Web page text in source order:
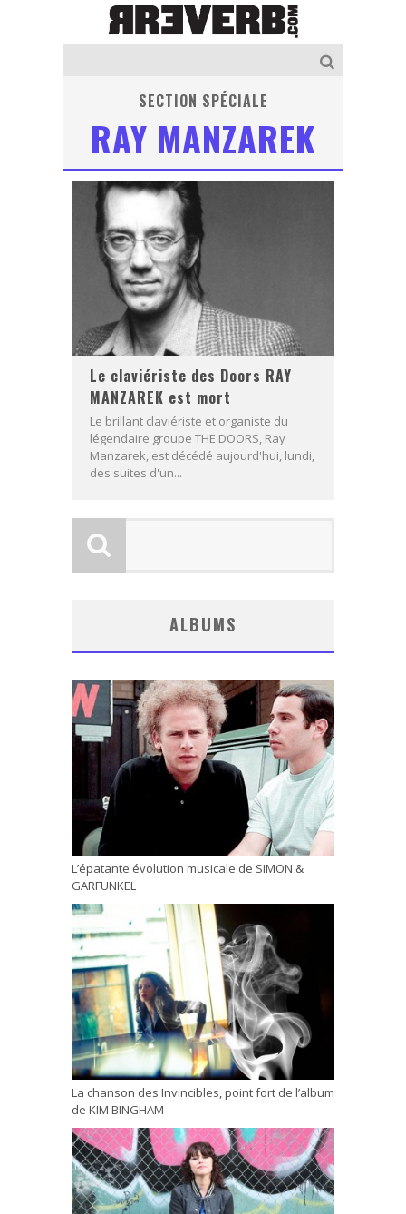
SECTION SPÉCIALE
RAY MANZAREK
Le claviériste des Doors RAY
MANZAREK est mort
Le brillant claviériste et organiste du
légendaire groupe THE DOORS, Ray
Manzarek, est décédé aujourd'hui, lundi,
des suites d'un...
ALBUMS
L’épatante évolution musicale de SIMON &
GARFUNKEL
La chanson des Invincibles, point fort de l’album
de KIM BINGHAM